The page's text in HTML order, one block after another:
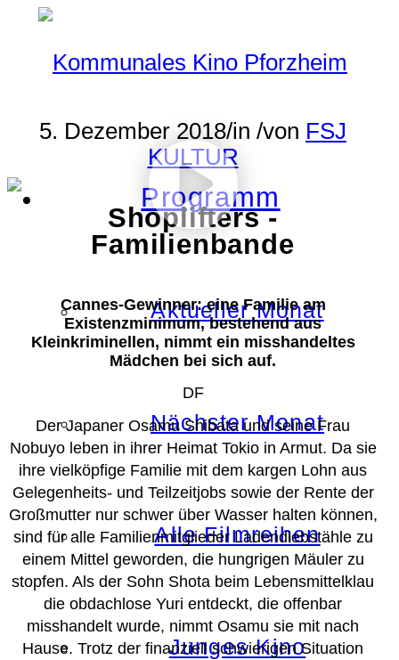
Programm
Aktueller Monat
Nächster Monat
Alle Filmreihen
Junges Kino
5. Dezember 2018/in /von FSJ
KULTUR
Shoplifters -
Familienbande
Cannes-Gewinner: eine Familie am
Existenzminimum, bestehend aus
Kleinkriminellen, nimmt ein misshandeltes
Mädchen bei sich auf.
DF
Der Japaner Osamu Shibata und seine Frau
Nobuyo leben in ihrer Heimat Tokio in Armut. Da sie
ihre vielköpfige Familie mit dem kargen Lohn aus
Gelegenheits- und Teilzeitjobs sowie der Rente der
Großmutter nur schwer über Wasser halten können,
sind für alle Familienmitglieder Ladendiebstähle zu
einem Mittel geworden, die hungrigen Mäuler zu
stopfen. Als der Sohn Shota beim Lebensmittelklau
die obdachlose Yuri entdeckt, die offenbar
misshandelt wurde, nimmt Osamu sie mit nach
Hause. Trotz der finanziell schwierigen Situation